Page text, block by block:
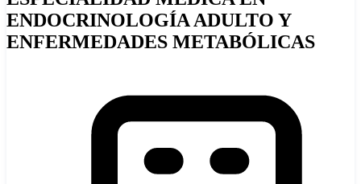
ENDOCRINOLOGÍA ADULTO Y
ENFERMEDADES METABÓLICAS